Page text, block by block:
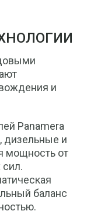
и
Panamera
дизельные и
мощность от
баланс